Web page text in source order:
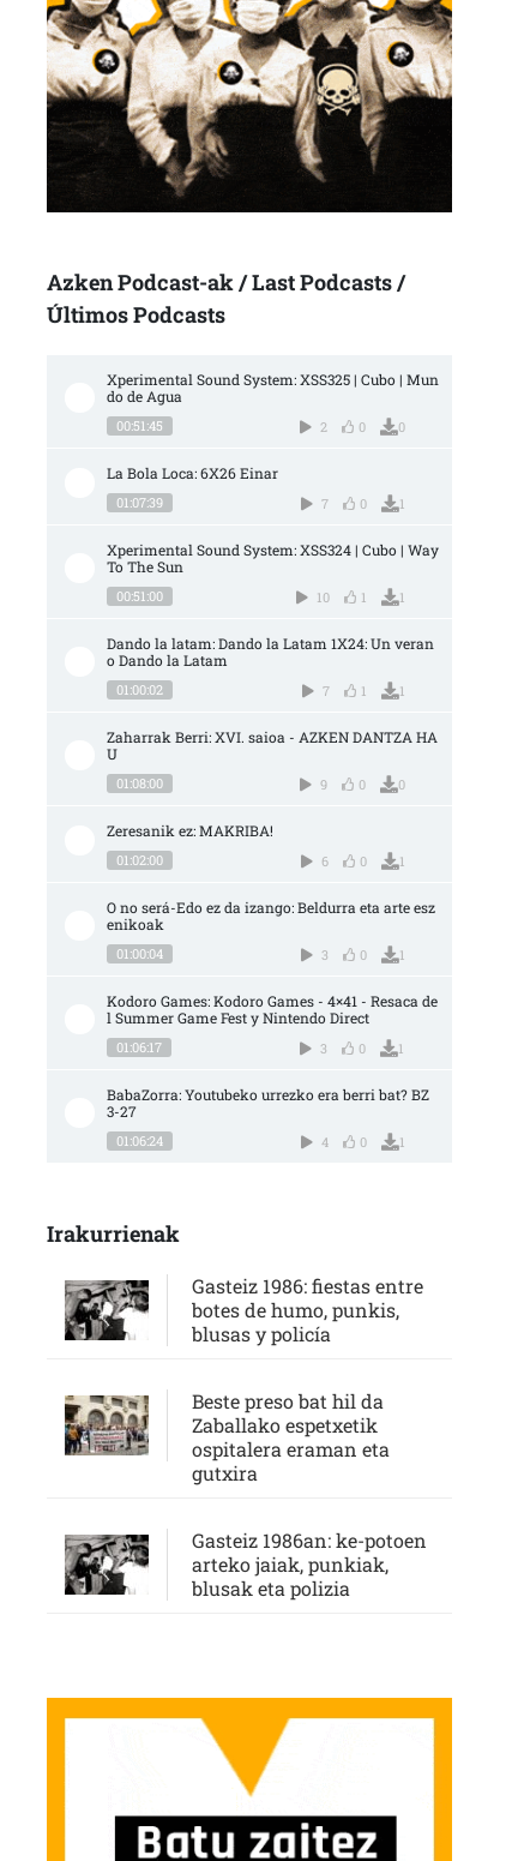
Azken Podcast-ak / Last Podcasts /
Últimos Podcasts
Xperimental Sound System: XSS325 | Cubo | Mun
do de Agua
00:51:45 2 0 0
La Bola Loca: 6X26 Einar
01:07:39 7 0 1
Xperimental Sound System: XSS324 | Cubo | Way
To The Sun
00:51:00 10 1 1
Dando la latam: Dando la Latam 1X24: Un veran
o Dando la Latam
01:00:02 7 1 1
Zaharrak Berri: XVI. saioa - AZKEN DANTZA HA
U
01:08:00 9 0 0
Zeresanik ez: MAKRIBA!
01:02:00 6 0 1
O no será-Edo ez da izango: Beldurra eta arte esz
enikoak
01:00:04 3 0 1
Kodoro Games: Kodoro Games - 4×41 - Resaca de
l Summer Game Fest y Nintendo Direct
01:06:17 3 0 1
BabaZorra: Youtubeko urrezko era berri bat? BZ
3-27
01:06:24 4 0 1
Irakurrienak
Gasteiz 1986: fiestas entre
botes de humo, punkis,
blusas y policía
Beste preso bat hil da
Zaballako espetxetik
ospitalera eraman eta
gutxira
Gasteiz 1986an: ke-potoen
arteko jaiak, punkiak,
blusak eta polizia